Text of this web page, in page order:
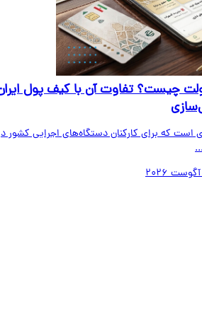
تفاوت آن با کیف پول ایران
که برای کارکنان دستگاه‌های اجرایی کشور در